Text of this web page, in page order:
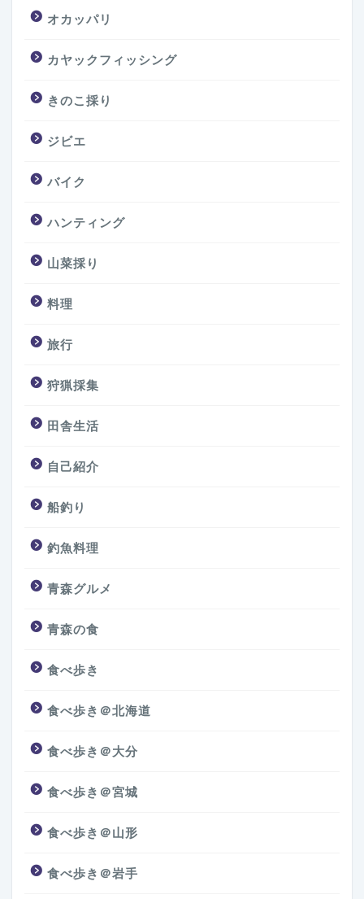
オカッパリ
カヤックフィッシング
きのこ採り
ジビエ
バイク
ハンティング
山菜採り
料理
旅行
狩猟採集
田舎生活
自己紹介
船釣り
釣魚料理
青森グルメ
青森の食
食べ歩き
食べ歩き＠北海道
食べ歩き＠大分
食べ歩き＠宮城
食べ歩き＠山形
食べ歩き＠岩手